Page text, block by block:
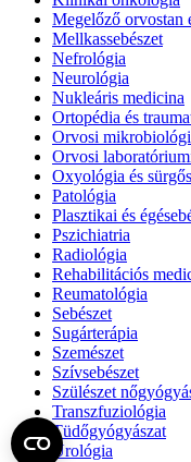
Megelőző orvostan
Mellkassebészet
Nefrológia
Neurológia
Nukleáris medicina
Ortopédia és
Orvosi
Orvosi
Oxyológia és
Patológia
Plasztikai és
Pszichiatria
Radiológia
Rehabilitációs
Reumatológia
Sebészet
Sugárterápia
Szemészet
Szívsebészet
Szülészet
Transzfuziológia
Tüdőgyógyászat
Urológia